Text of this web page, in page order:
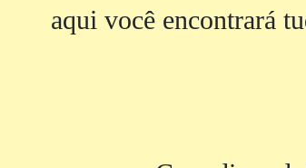
aqui você encontrará